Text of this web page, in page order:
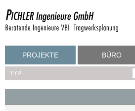
PROJEKTE BÜRO
TYP